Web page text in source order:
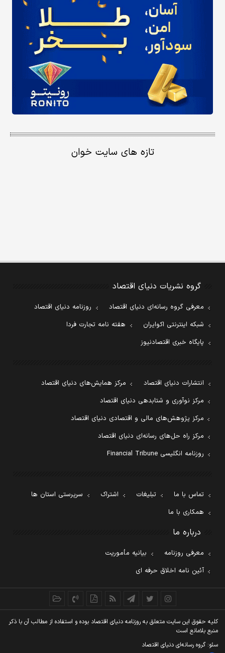
تازه های سایت خوان
گروه نشریات دنیای اقتصاد
معرفی گروه رسانه‌ای دنیای اقتصاد
روزنامه دنیای اقتصاد
شبکه اینترنتی اکوایران
هفته نامه تجارت فردا
پایگاه خبری اقتصادنیوز
انتشارات دنیای اقتصاد
مرکز همایش‌های دنیای اقتصاد
مرکز نوآوری و شتابدهی دنیای اقتصاد
مرکز پژوهش‌های مالی و اقتصادی دنیای اقتصاد
مرکز راه حل‌های رسانه‌ای دنیای اقتصاد
روزنامه انگلیسی Financial Tribune
تماس با ما تبلیغات اشتراک
سرپرستی استان ها
همکاری با ما
درباره ما
معرفی روزنامه
بیانیه مأموریت
آئین نامه اخلاق حرفه ای
کليه حقوق اين سايت متعلق به روزنامه دنيای اقتصاد بوده و استفاده از مطالب آن با ذکر
منبع بلامانع است
سئو: گروه رسانه‌ای دنیای اقتصاد